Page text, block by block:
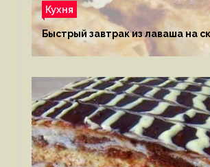
Кухня
Быстрый завтрак из лаваша на